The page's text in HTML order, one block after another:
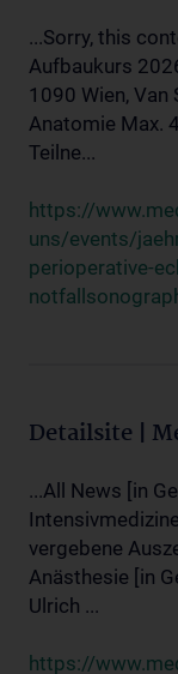
...Sorry, this
Aufbaukurs
1090 Wien, Van
Anatomie Max.
Teilne...
https://
uns/events/
perioperative-
Detailsite |
...All News [in
vergebene
Anästhesie [in
Ulrich ...
https://